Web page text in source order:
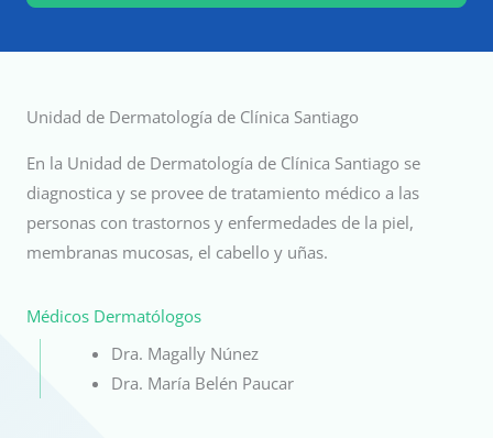
Unidad de Dermatología de Clínica Santiago
En la Unidad de Dermatología de Clínica Santiago se
diagnostica y se provee de tratamiento médico a las
personas con trastornos y enfermedades de la piel,
membranas mucosas, el cabello y uñas.
Médicos Dermatólogos
Dra. Magally Núnez
Dra. María Belén Paucar